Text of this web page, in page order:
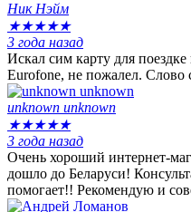
Ник Нэйм
★★★★★
3 года назад
Искал сим карту для
Eurofone, не пожалел. Слово
unknown unknown
★★★★★
3 года назад
Очень хороший интернет-
дошло до Беларуси!
помогает!! Рекомендую и